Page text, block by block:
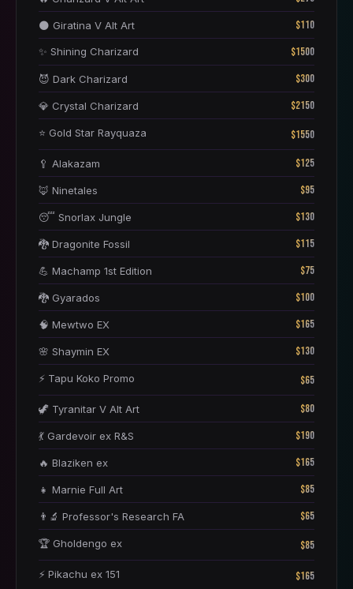
🌑 Giratina V Alt Art $110
✨ Shining Charizard $1500
😈 Dark Charizard $300
💎 Crystal Charizard $2150
⭐ Gold Star Rayquaza $1550
🥄 Alakazam $125
🦊 Ninetales $95
😴 Snorlax Jungle $130
🐉 Dragonite Fossil $115
💪 Machamp 1st Edition $75
🐉 Gyarados $100
🧠 Mewtwo EX $165
🌸 Shaymin EX $130
⚡ Tapu Koko Promo $65
🦖 Tyranitar V Alt Art $80
💃 Gardevoir ex R&S $190
🔥 Blaziken ex $165
👧 Marnie Full Art $85
👨‍🔬 Professor's Research FA $65
🏆 Gholdengo ex $85
⚡ Pikachu ex 151 $165